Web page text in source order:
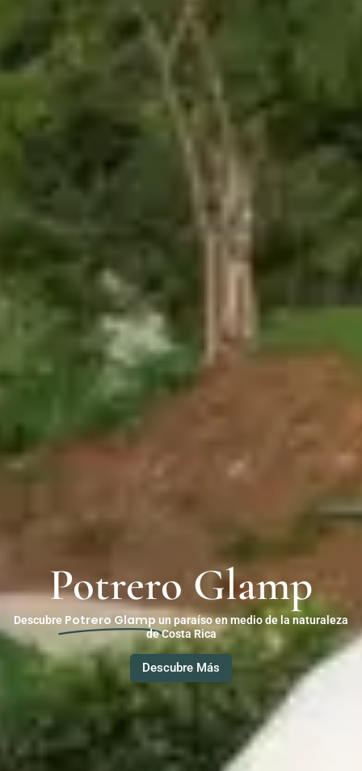
Potrero Glamp
Descubre Potrero Glamp un paraíso en medio de la naturaleza
de Costa Rica
Descubre Más